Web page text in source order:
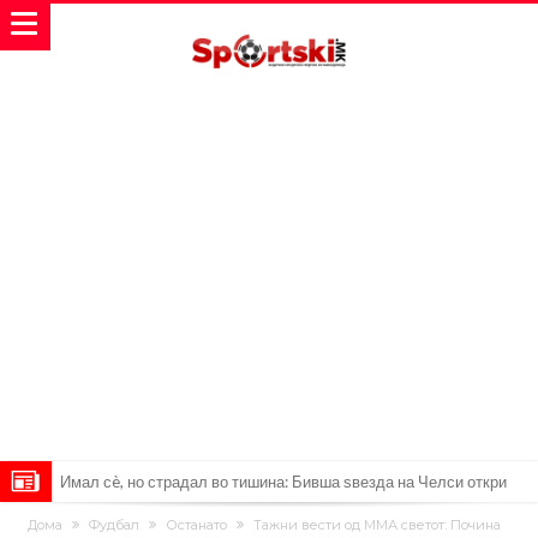
Имал сè, но страдал во тишина: Бивша ѕвезда на Челси откри
мрачна тајна на фудбалот
Објавени детали: Дали Инфантино планираше да создаде
Дома Фудбал Останато
Тажни вести од ММА светот: Почина